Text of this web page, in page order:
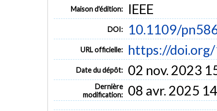
Maison d'édition: IEEE
DOI: 10.1109/
URL officielle: https://
Date du dépôt: 02 nov. 2023
Dernière
modification:
08 avr. 2025